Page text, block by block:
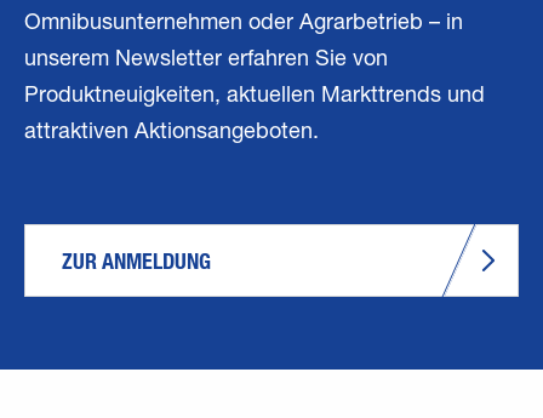
Omnibusunternehmen oder Agrarbetrieb – in
unserem Newsletter erfahren Sie von
Produktneuigkeiten, aktuellen Markttrends und
attraktiven Aktionsangeboten.
ZUR ANMELDUNG